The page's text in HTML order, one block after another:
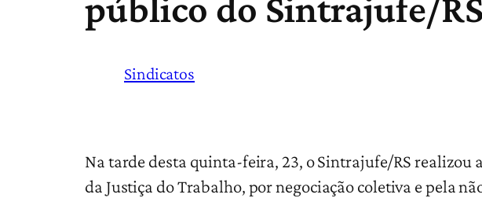
Sindicatos
Na tarde desta quinta-feira, 23, o Sintrajufe/RS realizou
da Justiça do Trabalho, por negociação coletiva e pela